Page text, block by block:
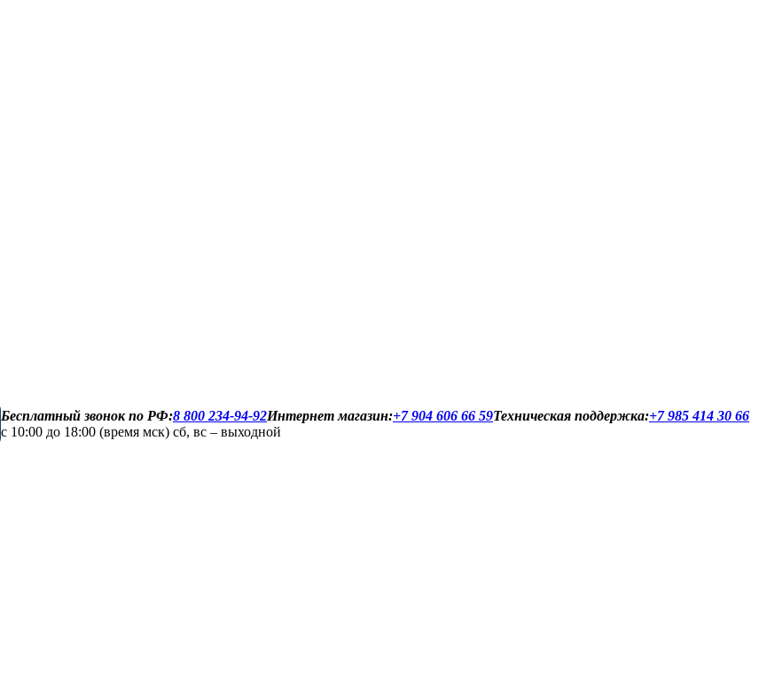
Бесплатный звонок по РФ:8 800 234-94-92Интернет магазин:+7 904 606 66 59Техническая поддержка:+7 985 414 30 66
с 10:00 до 18:00 (время мск) сб, вс – выходной